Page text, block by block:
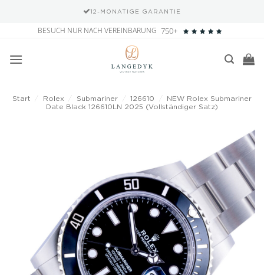
12-MONATIGE GARANTIE
springen
BESUCH NUR NACH VEREINBARUNG 750+
Start Rolex Submariner 126610
NEW Rolex Submariner
Date Black 126610LN 2025 (Vollständiger Satz)
Add to
wishlist